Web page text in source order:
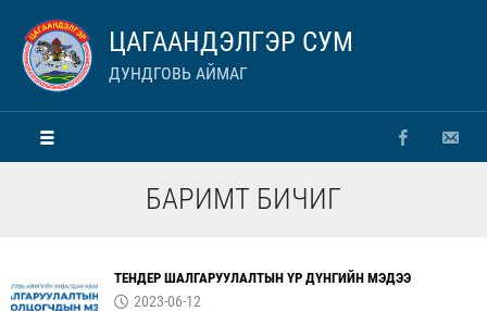
ЦАГААНДЭЛГЭР СУМ
ДУНДГОВЬ АЙМАГ
БАРИМТ БИЧИГ
ТЕНДЕР ШАЛГАРУУЛАЛТЫН ҮР ДҮНГИЙН МЭДЭЭ
2023-06-12